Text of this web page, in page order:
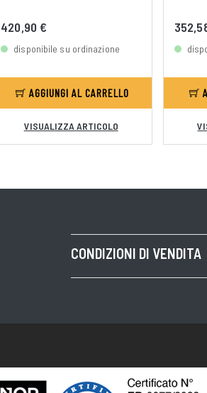
420,90 €
disponibile su ordinazione
AGGIUNGI AL CARRELLO
VISUALIZZA ARTICOLO
CONDIZIONI DI VENDITA